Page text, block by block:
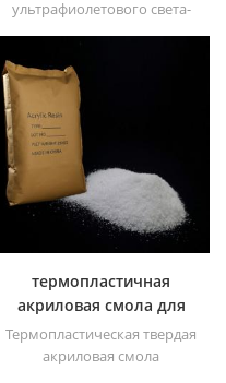
ультрафиолетового света-
как жидкость, порошок,
гранулы и трупные
гранулы.
термопластичная
акриловая смола для
чернил
Термопластическая твердая
акриловая смола